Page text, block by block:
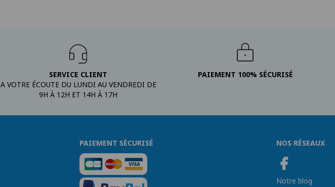
SERVICE CLIENT
A VOTRE ÉCOUTE DU LUNDI AU VENDREDI DE
9H À 12H ET 14H À 17H
PAIEMENT 100% SÉCURISÉ
PAIEMENT SÉCURISÉ NOS RÉSEAUX
Notre blog